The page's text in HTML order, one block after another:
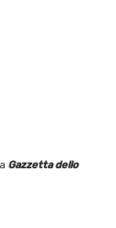
Gazzetta dello